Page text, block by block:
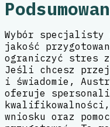
Wybór specjalisty
jakość
ograniczyć stres
Jeśli chcesz
i świadomie,
oferuje
kwalifikowalności,
wniosku oraz